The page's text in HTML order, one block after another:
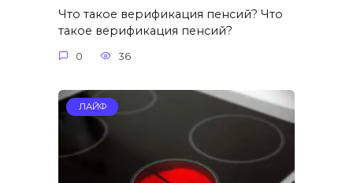
Что такое верификация пенсий? Что
такое верификация пенсий?
0 36
ЛАЙФ